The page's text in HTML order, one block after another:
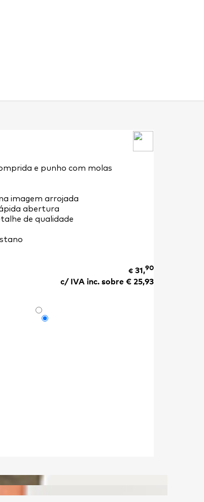
e punho com molas
imagem arrojada
abertura
de qualidade
€31,90
c/ IVA inc. sobre €25,93